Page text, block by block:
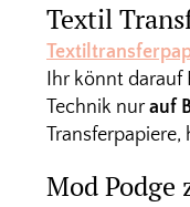
Textil
Ihr könnt darauf
Technik nurauf
Mod Podge